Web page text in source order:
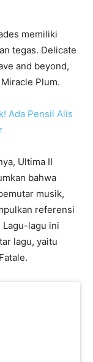
memiliki
tegas. Delicate
and beyond,
Plum.
Ada Pensil Alis
Ultima II
bahwa
musik,
referensi
lagu ini
lagu, yaitu